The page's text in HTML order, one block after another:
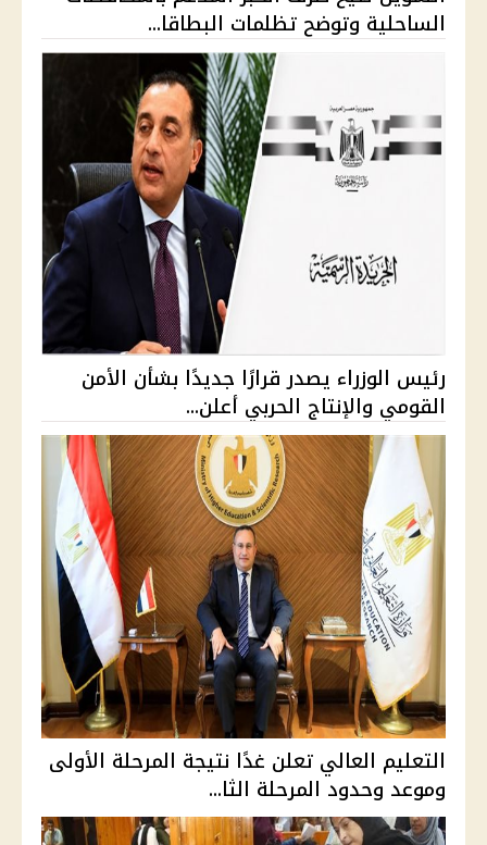
الساحلية وتوضح تظلمات البطاقا...
رئيس الوزراء يصدر قرارًا جديدًا بشأن الأمن
القومي والإنتاج الحربي أعلن...
التعليم العالي تعلن غدًا نتيجة المرحلة الأولى
وموعد وحدود المرحلة الثا...